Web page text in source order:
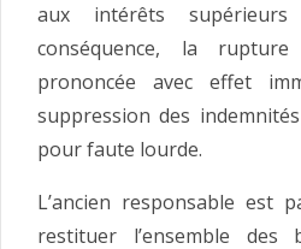
aux intérêts
conséquence, la
prononcée avec effet
suppression des
pour faute lourde.
L’ancien responsable est
restituer l’ensemble des